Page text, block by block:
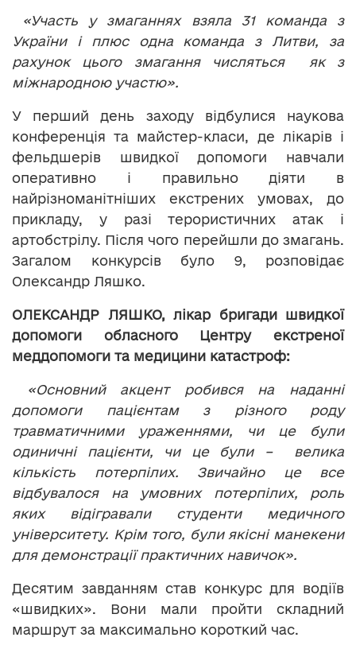
«Участь у змаганнях взяла 31 команда з
України і плюс одна команда з Литви, за
рахунок цього змагання числяться як з
міжнародною участю».
У перший день заходу відбулися наукова
конференція та майстер-класи, де лікарів і
фельдшерів швидкої допомоги навчали
оперативно і правильно діяти в
найрізноманітніших екстрених умовах, до
прикладу, у разі терористичних атак і
артобстрілу. Після чого перейшли до змагань.
Загалом конкурсів було 9, розповідає
Олександр Ляшко.
ОЛЕКСАНДР ЛЯШКО, лікар бригади швидкої
допомоги обласного Центру екстреної
меддопомоги та медицини катастроф:
«Основний акцент робився на наданні
допомоги пацієнтам з різного роду
травматичними ураженнями, чи це були
одиничні пацієнти, чи це були – велика
кількість потерпілих. Звичайно це все
відбувалося на умовних потерпілих, роль
яких відігравали студенти медичного
університету. Крім того, були якісні манекени
для демонстрації практичних навичок».
Десятим завданням став конкурс для водіїв
«швидких». Вони мали пройти складний
маршрут за максимально короткий час.